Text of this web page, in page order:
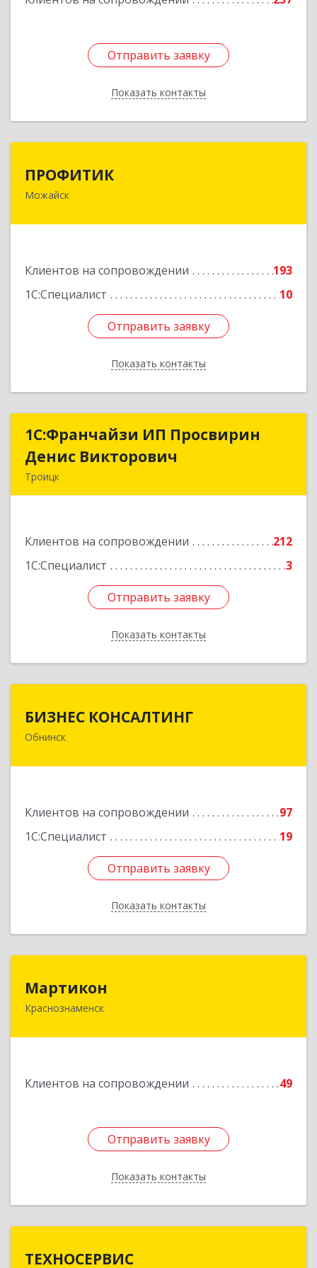
Отправить заявку
Показать контакты
Отправить заявку
Назад
ПРОФИТИК
Можайск
Клиентов на сопровождении
193
1С:Специалист
10
Отправить заявку
Показать контакты
143200, Московская обл, Можайский р-н,
Отправить заявку
Назад
1C:Франчайзи ИП Просвирин
Денис Викторович
Троицк
Клиентов на сопровождении
212
1С:Специалист
3
Отправить заявку
Показать контакты
1C:Франчайзи ИП Просвирин
Денис Викторович
Подробнее
Отправить заявку
Назад
БИЗНЕС КОНСАЛТИНГ
Обнинск
Клиентов на сопровождении
97
1С:Специалист
19
Отправить заявку
Показать контакты
249032, Калужская обл, Обнинск г, Курчатова ул,
Отправить заявку
Назад
Мартикон
Краснознаменск
Клиентов на сопровождении 49
Отправить заявку
Показать контакты
143090, Московская обл, Краснознаменск г,
Отправить заявку
Назад
ТЕХНОСЕРВИС